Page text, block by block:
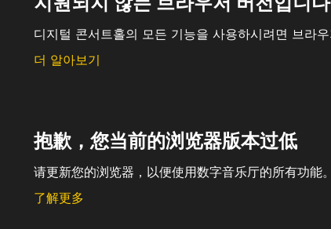
디지털 콘서트홀의 모든 기능을 사용하시려면 브라
더 알아보기
抱歉，您当前的浏览器版本过低
请更新您的浏览器，以便使用数字音乐厅的所有功能。
了解更多